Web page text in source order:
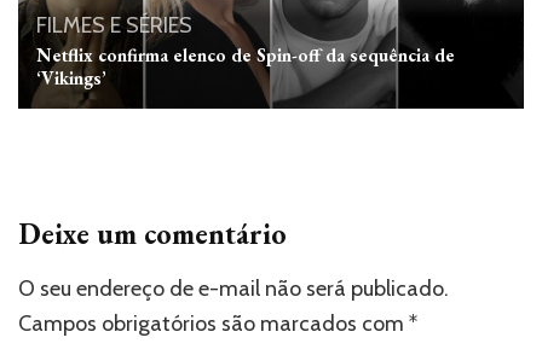
FILMES E SÉRIES
Netflix confirma elenco de Spin-off da sequência de
‘Vikings’
Deixe um comentário
O seu endereço de e-mail não será publicado.
Campos obrigatórios são marcados com *